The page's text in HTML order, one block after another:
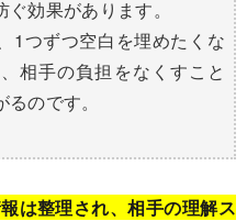
効果があります。
1つずつ空白を埋めたくな
相手の負担をなくすこと
のです。
は整理され、相手の理解ス